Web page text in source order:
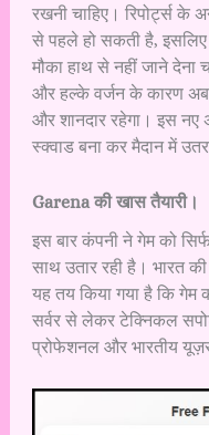
रखनी चाहिए। रिपोर्ट्स
से पहले हो सकती है,
मौका हाथ से नहीं जाने
और हल्के वर्जन के कारण
और शानदार रहेगा। इस
स्क्वाड बना कर मैदान में
Garena की खास तैयारी।
इस बार कंपनी ने गेम को
साथ उतार रही है। भारत
यह तय किया गया है कि
सर्वर से लेकर टेक्निकल
प्रोफेशनल और भारतीय